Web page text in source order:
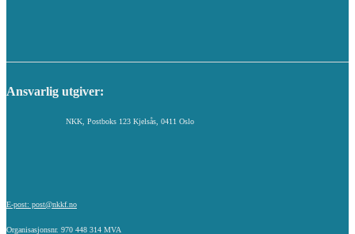
Ansvarlig utgiver:
NKK, Postboks 123 Kjelsås, 0411 Oslo
E-post: post@nkkf.no
Organisasjonsnr. 970 448 314 MVA